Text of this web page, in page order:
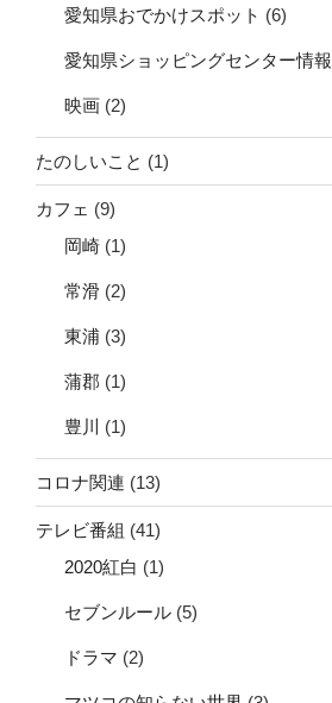
愛知県おでかけスポット (6)
愛知県ショッピングセンター情報
映画 (2)
たのしいこと (1)
カフェ (9)
岡崎 (1)
常滑 (2)
東浦 (3)
蒲郡 (1)
豊川 (1)
コロナ関連 (13)
テレビ番組 (41)
2020紅白 (1)
セブンルール (5)
ドラマ (2)